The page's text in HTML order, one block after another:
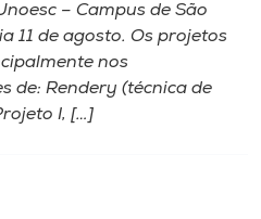
– Campus de São
11 de agosto. Os projetos
nos
de: Rendery (técnica de
I, […]